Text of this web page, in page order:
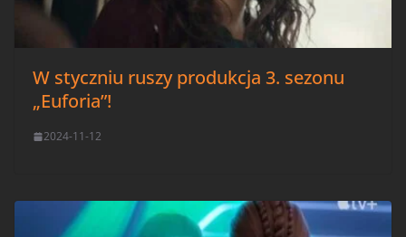
W styczniu ruszy produkcja 3. sezonu
„Euforia”!
2024-11-12